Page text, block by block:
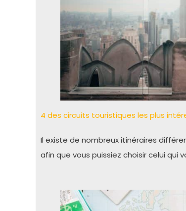
4 des circuits touristiques les plus
Il existe de nombreux itinéraires
afin que vous puissiez choisir celui qui